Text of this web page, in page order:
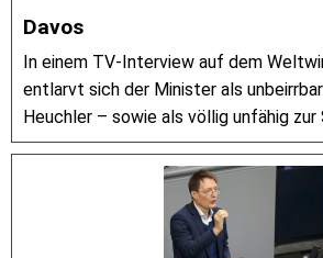
Davos
In einem TV-Interview auf dem
entlarvt sich der Minister als
Heuchler – sowie als völlig unfähig